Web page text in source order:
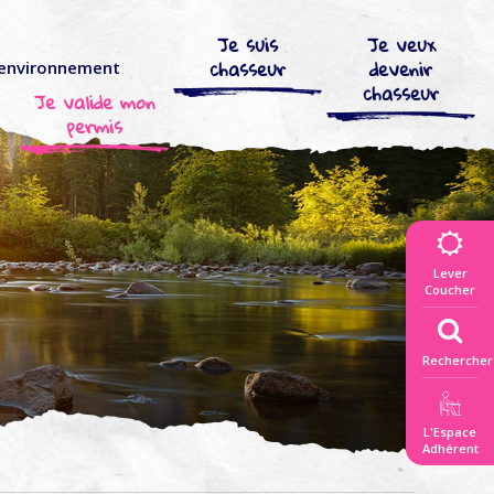
Je veux
devenir
chasseur
Je suis
chasseur
Je valide mon
permis
Lever
Coucher
Rechercher
L'Espace
Adhérent